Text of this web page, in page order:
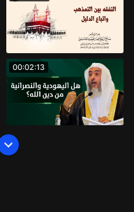
00:02:13